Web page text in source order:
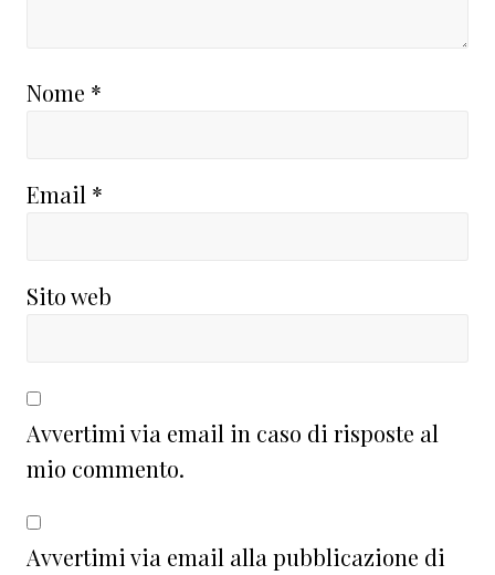
Nome *
Email *
Sito web
Avvertimi via email in caso di risposte al
mio commento.
Avvertimi via email alla pubblicazione di